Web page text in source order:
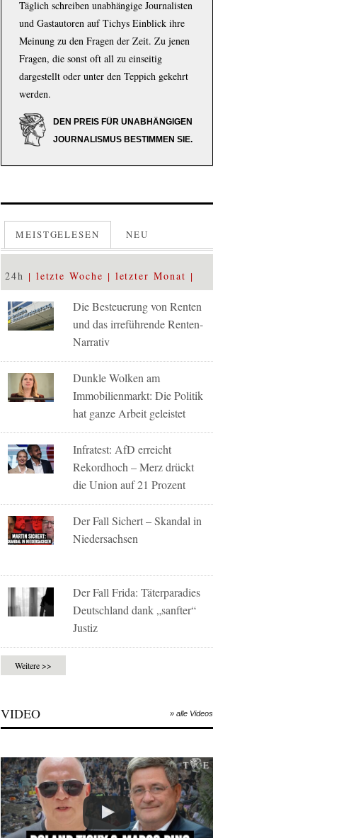
Täglich schreiben unabhängige Journalisten
und Gastautoren auf Tichys Einblick ihre
Meinung zu den Fragen der Zeit. Zu jenen
Fragen, die sonst oft all zu einseitig
dargestellt oder unter den Teppich gekehrt
werden.
DEN PREIS FÜR UNABHÄNGIGEN
JOURNALISMUS BESTIMMEN SIE.
MEISTGELESEN NEU
24h letzte Woche letzter Monat
Die Besteuerung von Renten
und das irreführende Renten-
Narrativ
Dunkle Wolken am
Immobilienmarkt: Die Politik
hat ganze Arbeit geleistet
Infratest: AfD erreicht
Rekordhoch – Merz drückt
die Union auf 21 Prozent
Der Fall Sichert – Skandal in
Niedersachsen
Der Fall Frida: Täterparadies
Deutschland dank „sanfter“
Justiz
Weitere >>
VIDEO » alle Videos